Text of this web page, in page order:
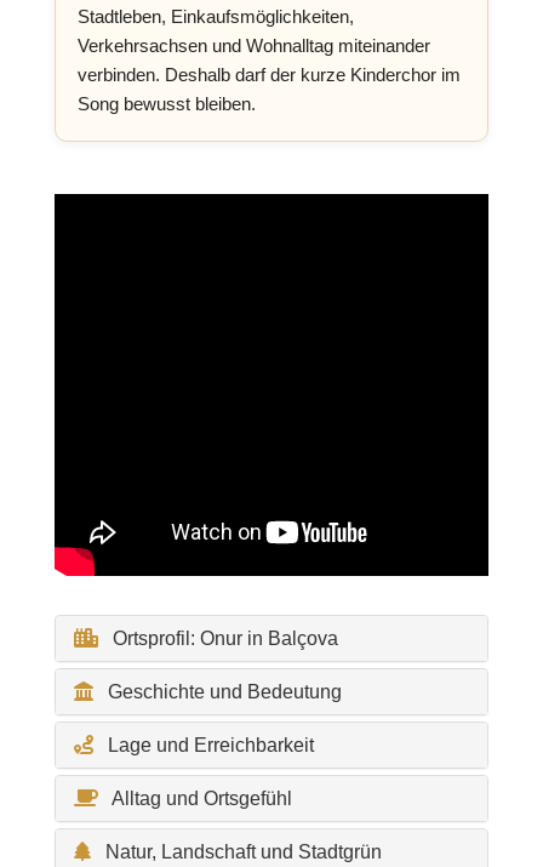
Stadtleben, Einkaufsmöglichkeiten,
Verkehrsachsen und Wohnalltag miteinander
verbinden. Deshalb darf der kurze Kinderchor im
Song bewusst bleiben.
Ortsprofil: Onur in Balçova
Geschichte und Bedeutung
Lage und Erreichbarkeit
Alltag und Ortsgefühl
Natur, Landschaft und Stadtgrün